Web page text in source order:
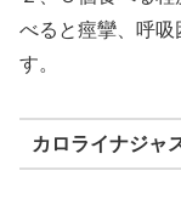
べると痙攣、呼吸
す。
カロライナジャ